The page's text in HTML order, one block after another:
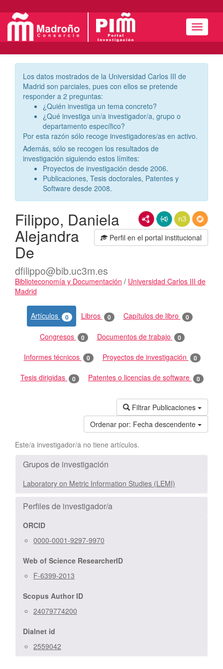
Menú
Los datos mostrados de la Universidad Carlos III de
Madrid son parciales, pues con ellos se pretende
responder a 2 preguntas:
¿Quién investiga un tema concreto?
¿Qué investiga un/a investigador/a, grupo o
departamento específico?
Por esta razón sólo recoge investigadores/as en activo.
Además, sólo se recogen los resultados de
investigación siguiendo estos límites:
Proyectos de investigación desde 2006.
Publicaciones, Tesis doctorales, Patentes y
Software desde 2008.
RDF/XMLJSON-LDN3/Turtle
Perfil en el portal institucional
Filippo, Daniela
Alejandra
De
dfilippo@bib.uc3m.es
Biblioteconomía y Documentación / Universidad Carlos III de
Madrid
Actividades
Artículos 0 Libros 0 Capítulos de libro 0
Congresos 0 Documentos de trabajo 0
Informes técnicos 0 Proyectos de investigación 0
Tesis dirigidas 0 Patentes o licencias de software 0
Filtrar Publicaciones
Ordenar por: Fecha descendente
Este/a investigador/a no tiene artículos.
Grupos de investigación
Laboratory on Metric Information Studies (LEMI)
Perfiles de investigador/a
ORCID
0000-0001-9297-9970
Web of Science ResearcherID
F-6399-2013
Scopus Author ID
24079774200
Dialnet id
2559042